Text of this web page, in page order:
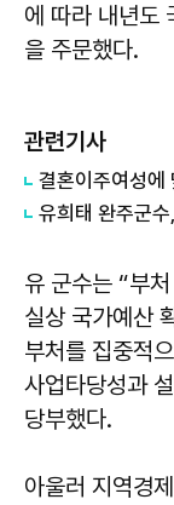
에 따라 내년도
을 주문했다.
관련기사
유희태 완주군
유 군수는 “부
실상 국가예산
부처를 집중적
사업타당성과
당부했다.
아울러 지역경